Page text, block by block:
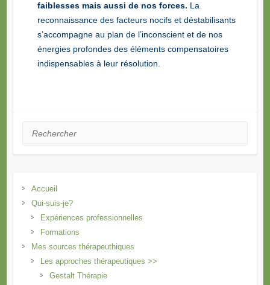
faiblesses mais aussi de nos forces. La
reconnaissance des facteurs nocifs et déstabilisants
s’accompagne au plan de l’inconscient et de nos
énergies profondes des éléments compensatoires
indispensables à leur résolution.
Rechercher
Accueil
Qui-suis-je?
Expériences professionnelles
Formations
Mes sources thérapeuthiques
Les approches thérapeutiques >>
Gestalt Thérapie